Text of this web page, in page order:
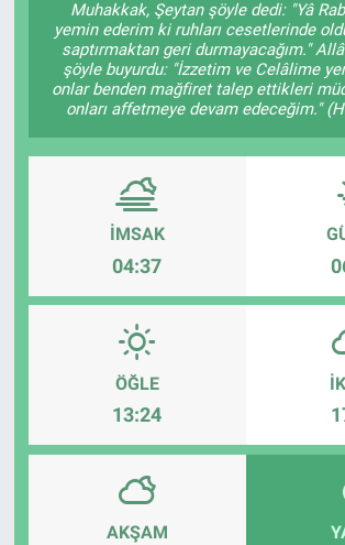
Muhakkak, Şeytan şöyle dedi: "Yâ
yemin ederim ki ruhları cesetlerinde
saptırmaktan geri durmayacağım."
şöyle buyurdu: "İzzetim ve Celâlime
onlar benden mağfiret talep ettikleri
onları affetmeye devam edeceğim."
İMSAK
04:37
ÖĞLE
13:24
AKŞAM
Kültür Sanat
Bilim ve Teknoloji
Genel